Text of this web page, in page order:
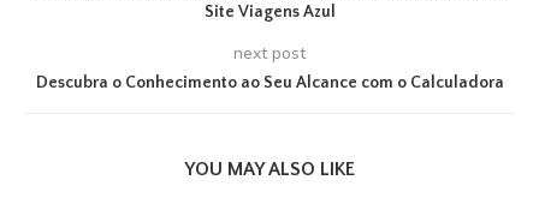
Site Viagens Azul
next post
Descubra o Conhecimento ao Seu Alcance com o Calculadora
YOU MAY ALSO LIKE